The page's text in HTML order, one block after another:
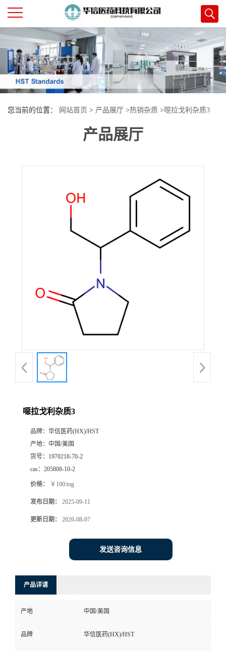
公
司
首
页
司
书
方
您当前的位置： 网站首页 > 产品展厅 >热销杂质 >噁拉戈利杂质3
产品展厅
噁拉戈利杂质3
品牌： 华信医药(HX)/HST
产地： 中国/美国
货号： 1970218-70-2
cas： 205808-10-2
价格： ￥100/mg
发布日期： 2025-09-11
更新日期： 2026-08-07
发送咨询信息
产品详请
产地 中国/美国
品牌 华信医药(HX)/HST